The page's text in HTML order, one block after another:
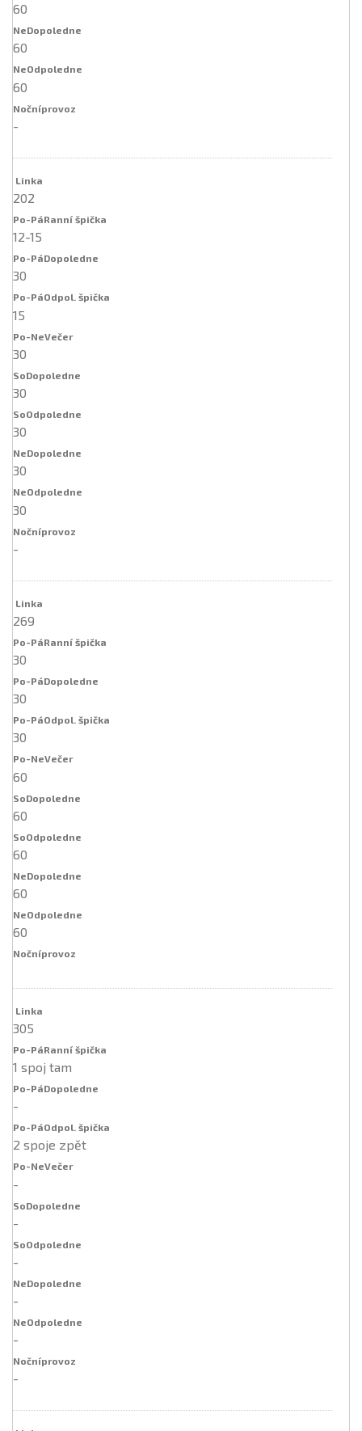
60
60
60
-
202
12-15
30
15
30
30
30
30
30
-
269
30
30
30
60
60
60
60
60
305
1 spoj tam
-
2 spoje zpět
-
-
-
-
-
-